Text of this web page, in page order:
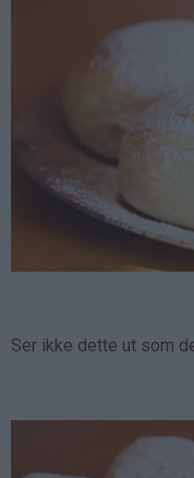
Ser ikke dette ut som